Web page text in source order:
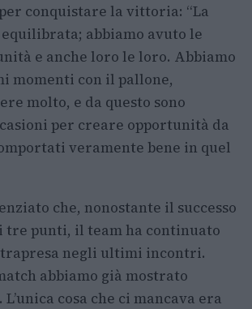
conquistare la vittoria: “La
abbiamo avuto le
e anche loro le loro. Abbiamo
momenti con il pallone,
molto, e da questo sono
per creare opportunità da
veramente bene in quel
che, nonostante il successo
tre punti, il team ha continuato
negli ultimi incontri.
abbiamo già mostrato
cosa che ci mancava era